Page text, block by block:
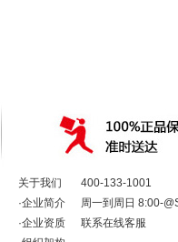
关于我们
·企业简介
·企业资质
400-133-1001
周一到周日 8:00-
联系在线客服